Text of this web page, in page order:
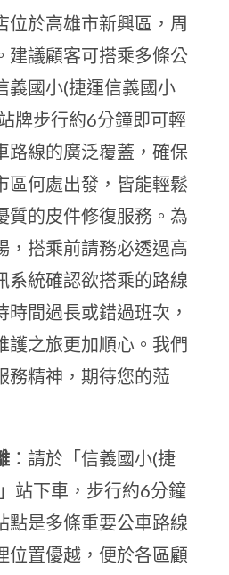
位於高雄市新興區，周
建議顧客可搭乘多條公
義國小(捷運信義國小
牌步行約6分鐘即可輕
路線的廣泛覆蓋，確保
區何處出發，皆能輕鬆
質的皮件修復服務。為
，搭乘前請務必透過高
系統確認欲搭乘的路線
間過長或錯過班次，
護之旅更加順心。我們
務精神，期待您的蒞
：請於「信義國小(捷
站下車，步行約6分鐘
點是多條重要公車路線
位置優越，便於各區顧